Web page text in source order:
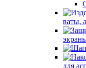
ваты,
для